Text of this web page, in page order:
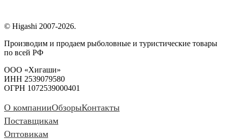
© Higashi 2007-2026.
Производим и продаем рыболовные и туристические товары
по всей РФ
ООО «Хигаши»
ИНН 2539079580
ОГРН 1072539000401
О компанииОбзорыКонтакты
Поставщикам
Оптовикам